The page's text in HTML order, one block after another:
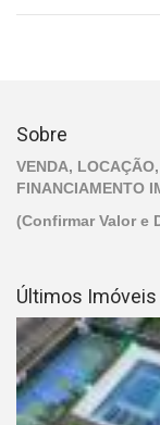
Sobre
VENDA,
FINANCIAMENTO
(Confirmar Valor e
Últimos